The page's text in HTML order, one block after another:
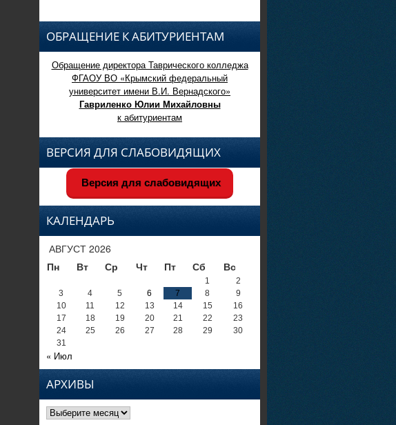
ОБРАЩЕНИЕ К АБИТУРИЕНТАМ
Обращение директора Таврического колледжа
ФГАОУ ВО «Крымский федеральный
университет имени В.И. Вернадского»
Гавриленко Юлии Михайловны
к абитуриентам
ВЕРСИЯ ДЛЯ СЛАБОВИДЯЩИХ
Версия для слабовидящих
КАЛЕНДАРЬ
АВГУСТ 2026
Пн
Вт Ср Чт Пт Сб Вс
1
2
3
4 5 6 7 8
9
10
11 12 13 14 15
16
17
18 19 20 21 22
23
24
25 26 27 28 29
30
31
« Июл
АРХИВЫ
Архивы